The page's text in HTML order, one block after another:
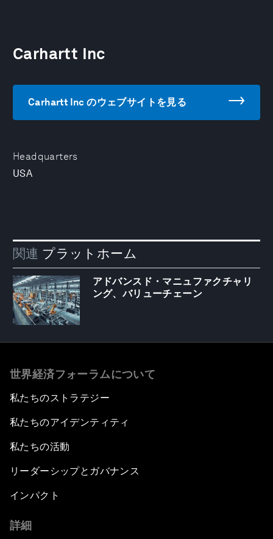
Headquarters
USA
Carhartt Inc
Carhartt Inc のウェブサイトを見る
関連 プラットホーム
アドバンスド・マニュファクチャリ
ング、バリューチェーン
世界経済フォーラムについて
私たちのストラテジー
私たちのアイデンティティ
私たちの活動
リーダーシップとガバナンス
インパクト
詳細